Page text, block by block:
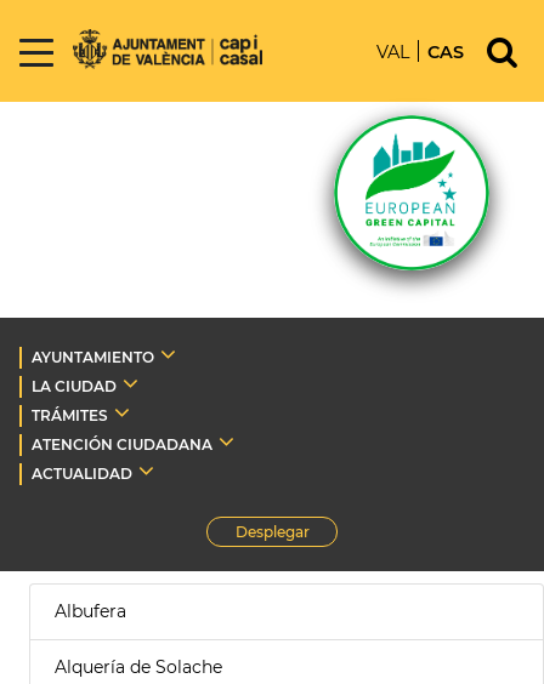
VAL CAS
AYUNTAMIENTO
LA CIUDAD
TRÁMITES
ATENCIÓN CIUDADANA
ACTUALIDAD
Desplegar
Albufera
Alquería de Solache